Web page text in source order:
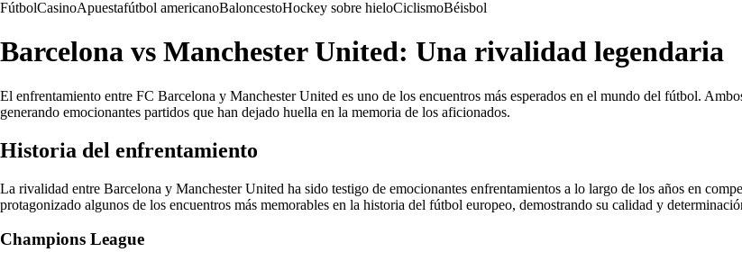
FútbolCasinoApuestafútbol americanoBaloncestoHockey sobre hieloCiclismoBéisbol
Barcelona vs Manchester United: Una rivalidad legendaria
El enfrentamiento entre FC Barcelona y Manchester United es uno de los encuentros más esperados en el mundo del fútbol.
generando emocionantes partidos que han dejado huella en la memoria de los aficionados.
Historia del enfrentamiento
La rivalidad entre Barcelona y Manchester United ha sido testigo de emocionantes enfrentamientos a lo largo de los años en
protagonizado algunos de los encuentros más memorables en la historia del fútbol europeo, demostrando su calidad y
Champions League